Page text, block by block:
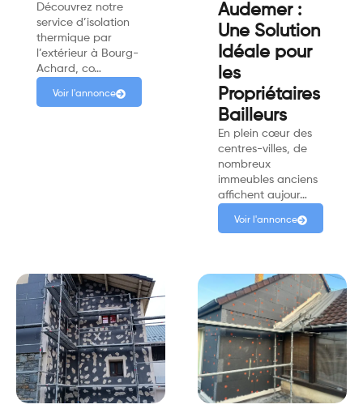
Découvrez notre
service d’isolation
thermique par
l’extérieur à Bourg-
Achard, co…
Voir l'annonce
Audemer :
Une Solution
Idéale pour
les
Propriétaires
Bailleurs
En plein cœur des
centres-villes, de
nombreux
immeubles anciens
affichent aujour…
Voir l'annonce